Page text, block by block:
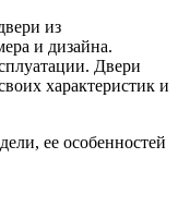
из
и дизайна.
Двери
характеристик и
ее особенностей